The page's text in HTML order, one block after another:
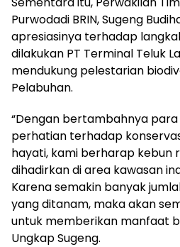
Purwodadi BRIN, Sugeng
apresiasinya terhadap
dilakukan PT Terminal Teluk
mendukung pelestarian
Pelabuhan.
“Dengan bertambahnya
perhatian terhadap
hayati, kami berharap kebun
dihadirkan di area kawasan
Karena semakin banyak
yang ditanam, maka akan
untuk memberikan manfaat
Ungkap Sugeng.